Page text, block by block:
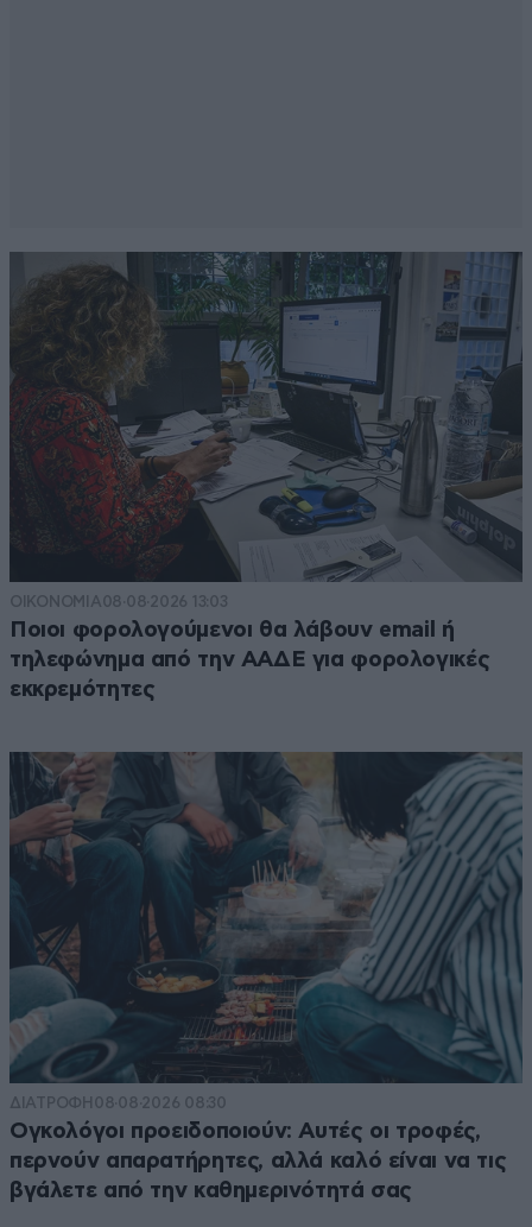
ΟΙΚΟΝΟΜΙΑ08·08·2026 13:03
Ποιοι φορολογούμενοι θα λάβουν email ή
τηλεφώνημα από την ΑΑΔΕ για φορολογικές
εκκρεμότητες
ΔΙΑΤΡΟΦΗ 08·08·2026 08:30
Ογκολόγοι προειδοποιούν: Αυτές οι τροφές,
περνούν απαρατήρητες, αλλά καλό είναι να τις
βγάλετε από την καθημερινότητά σας